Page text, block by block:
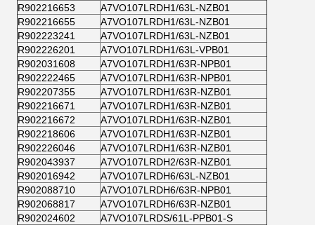
R902216653
A7VO107LRDH1/63L-NZB01
R902216655
A7VO107LRDH1/63L-NZB01
R902223241
A7VO107LRDH1/63L-NZB01
R902226201
A7VO107LRDH1/63L-VPB01
R902031608
A7VO107LRDH1/63R-NPB01
R902222465
A7VO107LRDH1/63R-NPB01
R902207355
A7VO107LRDH1/63R-NZB01
R902216671
A7VO107LRDH1/63R-NZB01
R902216672
A7VO107LRDH1/63R-NZB01
R902218606
A7VO107LRDH1/63R-NZB01
R902226046
A7VO107LRDH1/63R-NZB01
R902043937
A7VO107LRDH2/63R-NZB01
R902016942
A7VO107LRDH6/63L-NZB01
R902088710
A7VO107LRDH6/63R-NPB01
R902068817
A7VO107LRDH6/63R-NZB01
R902024602
A7VO107LRDS/61L-PPB01-S